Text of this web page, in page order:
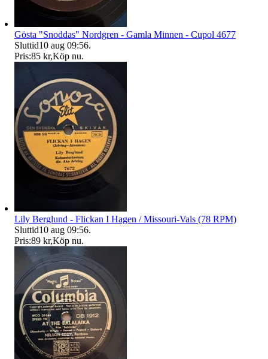
Gösta "Snoddas" Nordgren - Gamla Minnen - Cupol 4677
Sluttid10 aug 09:56.
Pris:85 kr,Köp nu.
Lily Berglund - Flickan I Hagen / Missouri-Vals (78 RPM)
Sluttid10 aug 09:56.
Pris:89 kr,Köp nu.